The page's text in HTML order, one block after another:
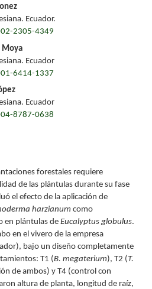
Ecuador.
2305-4349
Moya
Ecuador
6414-1337
Ecuador
8787-0638
forestales requiere
de las plántulas durante su fase
el efecto de la aplicación de
harzianum como
en plántulas de Eucalyptus globulus.
en el vivero de la empresa
bajo un diseño completamente
T1 (B. megaterium), T2 (T.
de ambos) y T4 (control con
altura de planta, longitud de raíz,